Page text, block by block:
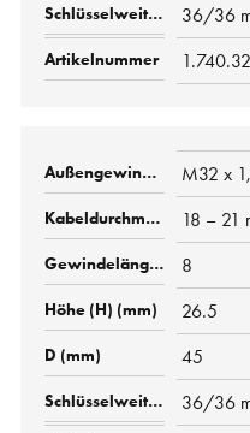
36/36
M32 x
18 – 21
8
26.5
45
36/36